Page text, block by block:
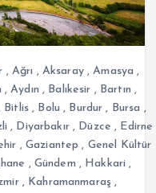
, Ağrı , Aksaray,Amasya ,
,Aydın , Balıkesir , Bartın ,
, Bitlis , Bolu , Burdur , Bursa ,
, Diyarbakır, Düzce , Edirne
, Gaziantep , Genel Kültür
, Gündem , Hakkari ,
, Kahramanmaraş ,